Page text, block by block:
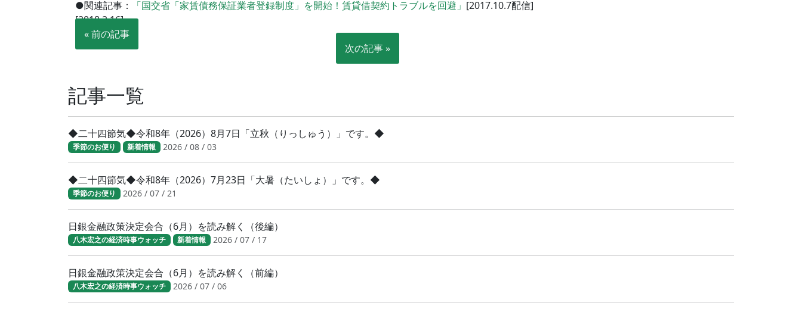
●関連記事：
「国交省「家賃債務保証業者登録制度」を開始！賃貸借契約トラブルを回避」 [2017.10.7配信]
[2018.2.16]
« 前の記事
次の記事 »
記事一覧
◆二十四節気◆令和8年（2026）8月7日「立秋（りっしゅう）」です。◆
季節のお便り 新着情報 2026 / 08 / 03
◆二十四節気◆令和8年（2026）7月23日「大暑（たいしょ）」です。◆
季節のお便り 2026 / 07 / 21
日銀金融政策決定会合（6月）を読み解く（後編）
八木宏之の経済時事ウォッチ 新着情報 2026 / 07 / 17
日銀金融政策決定会合（6月）を読み解く（前編）
八木宏之の経済時事ウォッチ 2026 / 07 / 06